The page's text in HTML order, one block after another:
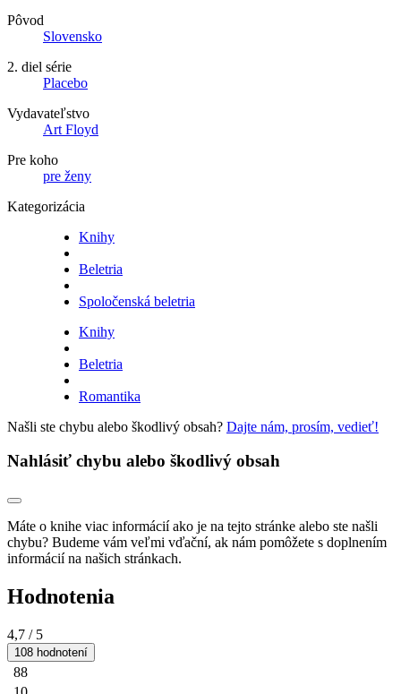
Pôvod
Slovensko
2. diel série
Placebo
Vydavateľstvo
Art Floyd
Pre koho
pre ženy
Kategorizácia
Knihy
Beletria
Spoločenská beletria
Knihy
Beletria
Romantika
Našli ste chybu alebo škodlivý obsah? Dajte nám, prosím, vedieť!
Nahlásiť chybu alebo škodlivý obsah
Máte o knihe viac informácií ako je na tejto stránke alebo ste našli
chybu? Budeme vám veľmi vďační, ak nám pomôžete s doplnením
informácií na našich stránkach.
Hodnotenia
4,7 / 5
108 hodnotení
88